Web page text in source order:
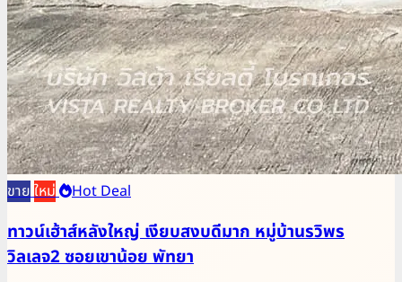
ขายใหม่ Hot Deal
ทาวน์เฮ้าส์หลังใหญ่ เงียบสงบดีมาก หมู่บ้านรวิพร
วิลเลจ2 ซอยเขาน้อย พัทยา